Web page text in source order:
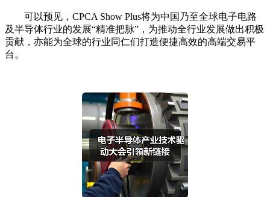
可以预见，CPCA Show Plus将为中国乃至全球电子电路
及半导体行业的发展“精准把脉”，为推动全行业发展做出积极
贡献，亦能为全球的行业同仁们打造便捷高效的高端交易平
台。